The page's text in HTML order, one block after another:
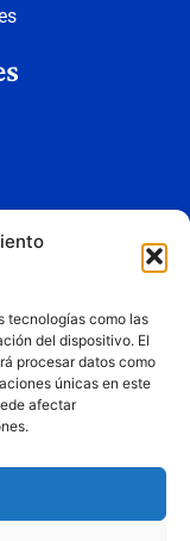
tecnologías como las
del dispositivo. El
procesar datos como
únicas en este
afectar
reservados